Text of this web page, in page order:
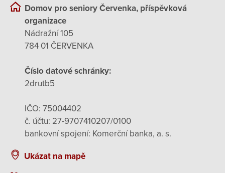
Domov pro seniory Červenka, příspěvková
organizace
Nádražní 105
784 01 ČERVENKA
Číslo datové schránky:
2drutb5
IČO: 75004402
č. účtu: 27-9707410207/0100
bankovní spojení: Komerční banka, a. s.
Ukázat na mapě